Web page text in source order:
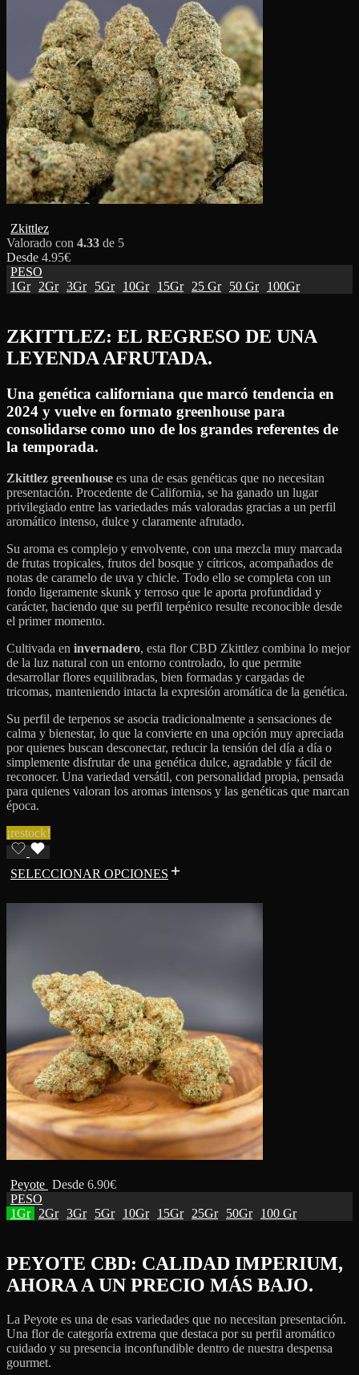
Zkittlez
Valorado con 4.33 de 5
Desde 4.95€
PESO
1Gr
2Gr 3Gr 5Gr 10Gr 15Gr 25 Gr 50 Gr 100Gr
ZKITTLEZ: EL REGRESO DE UNA
LEYENDA AFRUTADA.
Una genética californiana que marcó tendencia en
2024 y vuelve en formato greenhouse para
consolidarse como uno de los grandes referentes de
la temporada.
Zkittlez greenhouse es una de esas genéticas que no necesitan
presentación. Procedente de California, se ha ganado un lugar
privilegiado entre las variedades más valoradas gracias a un perfil
aromático intenso, dulce y claramente afrutado.
Su aroma es complejo y envolvente, con una mezcla muy marcada
de frutas tropicales, frutos del bosque y cítricos, acompañados de
notas de caramelo de uva y chicle. Todo ello se completa con un
fondo ligeramente skunk y terroso que le aporta profundidad y
carácter, haciendo que su perfil terpénico resulte reconocible desde
el primer momento.
Cultivada en invernadero, esta flor CBD Zkittlez combina lo mejor
de la luz natural con un entorno controlado, lo que permite
desarrollar flores equilibradas, bien formadas y cargadas de
tricomas, manteniendo intacta la expresión aromática de la genética.
Su perfil de terpenos se asocia tradicionalmente a sensaciones de
calma y bienestar, lo que la convierte en una opción muy apreciada
por quienes buscan desconectar, reducir la tensión del día a día o
simplemente disfrutar de una genética dulce, agradable y fácil de
reconocer. Una variedad versátil, con personalidad propia, pensada
para quienes valoran los aromas intensos y las genéticas que marcan
época.
¡restock!
SELECCIONAR OPCIONES
Peyote Desde 6.90€
PESO
1Gr
2Gr 3Gr 5Gr 10Gr 15Gr 25Gr 50Gr 100 Gr
PEYOTE CBD: CALIDAD IMPERIUM,
AHORA A UN PRECIO MÁS BAJO.
La Peyote es una de esas variedades que no necesitan presentación.
Una flor de categoría extrema que destaca por su perfil aromático
cuidado y su presencia inconfundible dentro de nuestra despensa
gourmet.